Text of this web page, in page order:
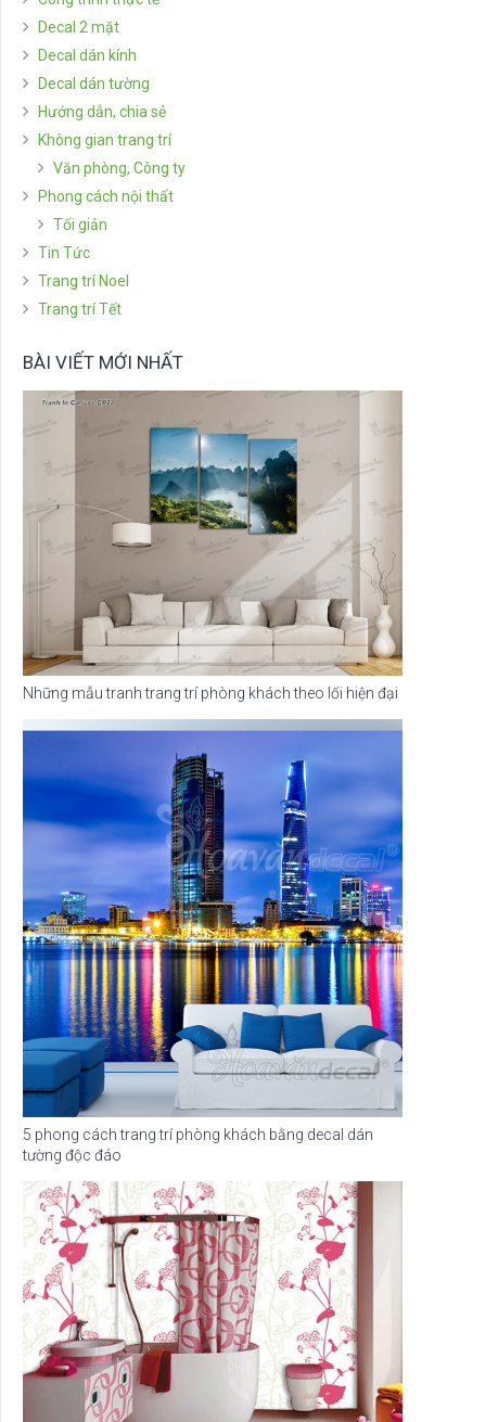
Decal 2 mặt
Decal dán kính
Decal dán tường
Hướng dẫn, chia sẻ
Không gian trang trí
Văn phòng, Công ty
Phong cách nội thất
Tối giản
Tin Tức
Trang trí Noel
Trang trí Tết
BÀI VIẾT MỚI NHẤT
Những mẫu tranh trang trí phòng khách theo lối hiện đại
5 phong cách trang trí phòng khách bằng decal dán
tường độc đáo